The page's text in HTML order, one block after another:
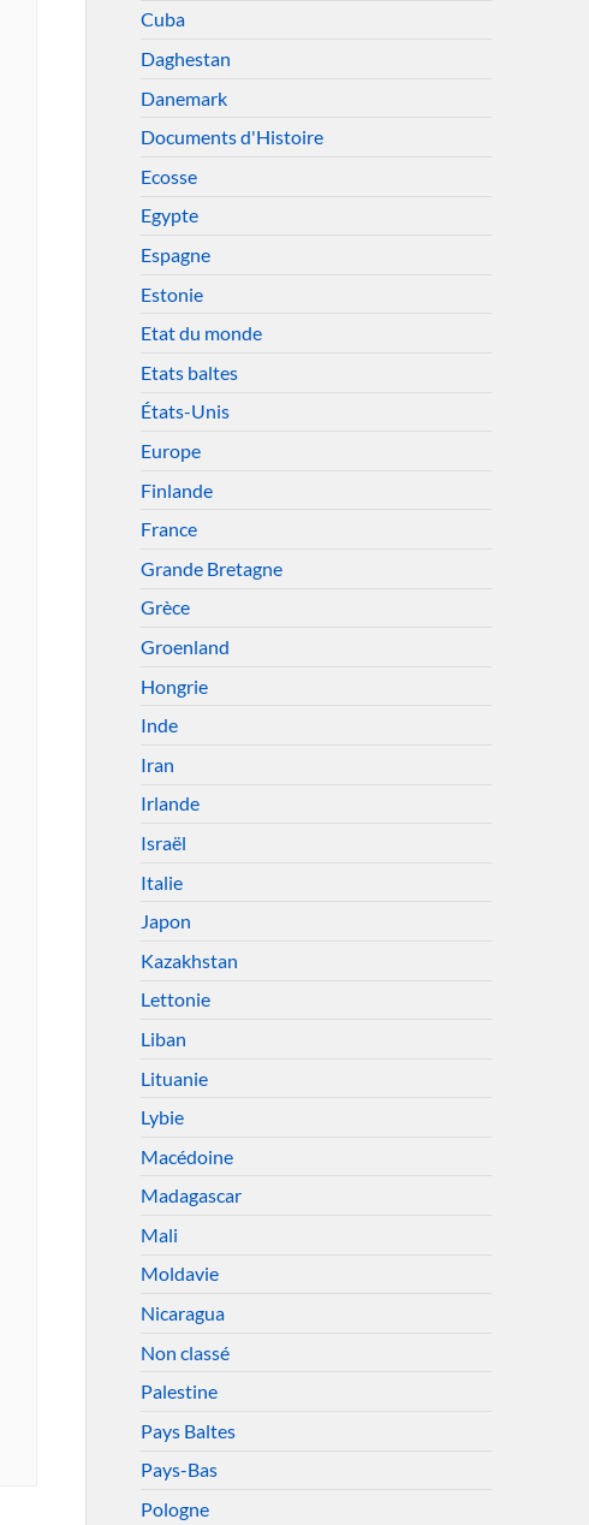
Cuba
Daghestan
Danemark
Documents d'Histoire
Ecosse
Egypte
Espagne
Estonie
Etat du monde
Etats baltes
États-Unis
Europe
Finlande
France
Grande Bretagne
Grèce
Groenland
Hongrie
Inde
Iran
Irlande
Israël
Italie
Japon
Kazakhstan
Lettonie
Liban
Lituanie
Lybie
Macédoine
Madagascar
Mali
Moldavie
Nicaragua
Non classé
Palestine
Pays Baltes
Pays-Bas
Pologne